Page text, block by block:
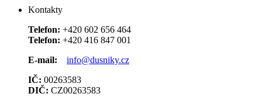
Kontakty
Telefon: +420 602 656 464
Telefon: +420 416 847 001
E-mail:
info@dusniky.cz
IČ: 00263583
DIČ: CZ00263583